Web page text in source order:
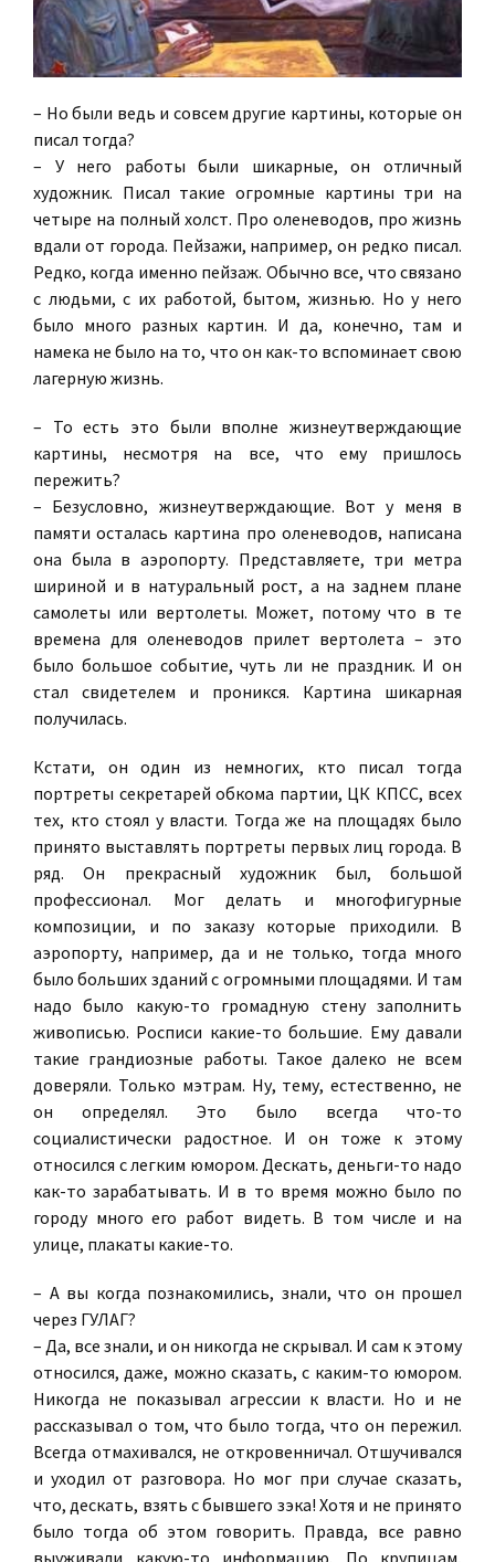
– Но были ведь и совсем другие картины, которые он
писал тогда?
– У него работы были шикарные, он отличный
художник. Писал такие огромные картины три на
четыре на полный холст. Про оленеводов, про жизнь
вдали от города. Пейзажи, например, он редко писал.
Редко, когда именно пейзаж. Обычно все, что связано
с людьми, с их работой, бытом, жизнью. Но у него
было много разных картин. И да, конечно, там и
намека не было на то, что он как-то вспоминает свою
лагерную жизнь.
– То есть это были вполне жизнеутверждающие
картины, несмотря на все, что ему пришлось
пережить?
– Безусловно, жизнеутверждающие. Вот у меня в
памяти осталась картина про оленеводов, написана
она была в аэропорту. Представляете, три метра
шириной и в натуральный рост, а на заднем плане
самолеты или вертолеты. Может, потому что в те
времена для оленеводов прилет вертолета – это
было большое событие, чуть ли не праздник. И он
стал свидетелем и проникся. Картина шикарная
получилась.
Кстати, он один из немногих, кто писал тогда
портреты секретарей обкома партии, ЦК КПСС, всех
тех, кто стоял у власти. Тогда же на площадях было
принято выставлять портреты первых лиц города. В
ряд. Он прекрасный художник был, большой
профессионал. Мог делать и многофигурные
композиции, и по заказу которые приходили. В
аэропорту, например, да и не только, тогда много
было больших зданий с огромными площадями. И там
надо было какую-то громадную стену заполнить
живописью. Росписи какие-то большие. Ему давали
такие грандиозные работы. Такое далеко не всем
доверяли. Только мэтрам. Ну, тему, естественно, не
он определял. Это было всегда что-то
социалистически радостное. И он тоже к этому
относился с легким юмором. Дескать, деньги-то надо
как-то зарабатывать. И в то время можно было по
городу много его работ видеть. В том числе и на
улице, плакаты какие-то.
– А вы когда познакомились, знали, что он прошел
через ГУЛАГ?
– Да, все знали, и он никогда не скрывал. И сам к этому
относился, даже, можно сказать, с каким-то юмором.
Никогда не показывал агрессии к власти. Но и не
рассказывал о том, что было тогда, что он пережил.
Всегда отмахивался, не откровенничал. Отшучивался
и уходил от разговора. Но мог при случае сказать,
что, дескать, взять с бывшего зэка! Хотя и не принято
было тогда об этом говорить. Правда, все равно
выуживали какую-то информацию. По крупицам,